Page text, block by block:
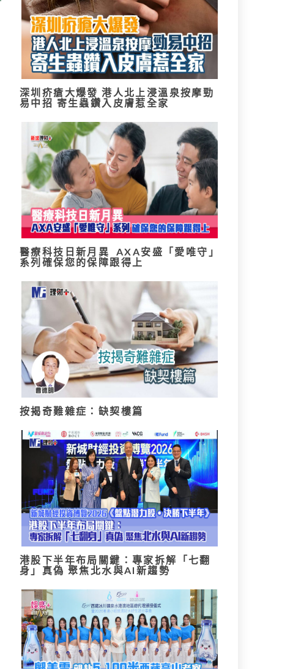
深圳疥瘡大爆發 港人北上浸溫泉按摩勁
易中招 寄生蟲鑽入皮膚惹全家
醫療科技日新月異 AXA安盛「愛唯守」
系列確保您的保障跟得上
按揭奇難雜症：缺契樓篇
港股下半年布局關鍵：專家拆解「七翻
身」真偽 聚焦北水與AI新趨勢